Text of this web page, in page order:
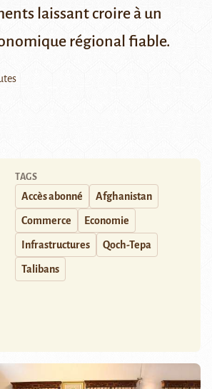
laissant croire à un
régional fiable.
TAGS
Accès abonné Afghanistan
Commerce Economie
Infrastructures Qoch-Tepa
Talibans